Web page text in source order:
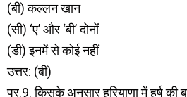
(बी) कल्लन खान
(सी) ‘ए’ और ‘बी’ दोनों
(डी) इनमें से कोई नहीं
उत्तर: (बी)
प्र.9. किसके अनुसार हरियाणा में हर्ष की